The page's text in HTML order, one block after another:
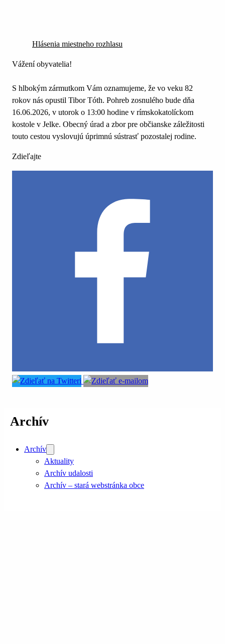
Hlásenia miestneho rozhlasu
Vážení obyvatelia!
S hlbokým zármutkom Vám oznamujeme, že vo veku 82
rokov nás opustil Tibor Tóth. Pohreb zosnulého bude dňa
16.06.2026, v utorok o 13:00 hodine v rímskokatolíckom
kostole v Jelke. Obecný úrad a zbor pre občianske záležitosti
touto cestou vyslovujú úprimnú sústrasť pozostalej rodine.
Zdieľajte
Archív
Archív
Aktuality
Archív udalosti
Archív – stará webstránka obce